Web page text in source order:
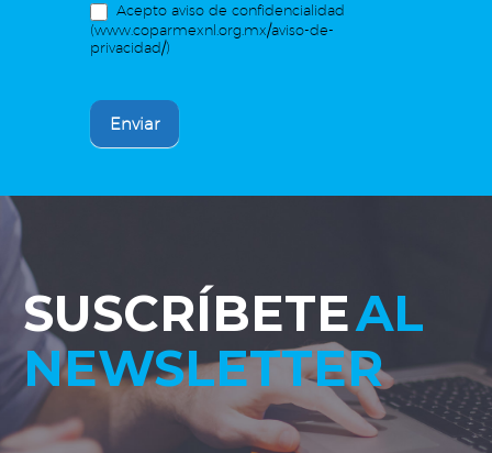
Acepto aviso de confidencialidad
(www.coparmexnl.org.mx/aviso-de-
privacidad/)
Enviar
SUSCRÍBETEAL
NEWSLETTER